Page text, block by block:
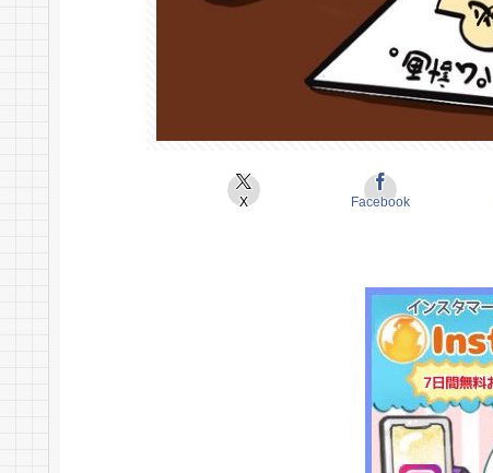
X Facebook